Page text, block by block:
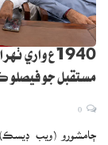
1940ع
مستقبل جو
ڄامشورو (ويب